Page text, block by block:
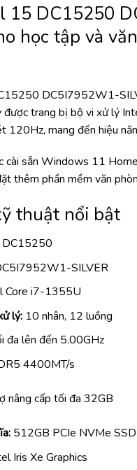
15 DC15250
học tập và
DC5I7952W1-
được trang bị bộ vi xử lý
120Hz, mang đến hiệu
cài sẵn Windows 11
thêm phần mềm văn
thuật nổi bật
SILVER
Core i7-1355U
lý:10 nhân, 12 luồng
đa lên đến 5.00GHz
4400MT/s
nâng cấp tối đa 32GB
512GB PCIe NVMe SSD
Iris Xe Graphics